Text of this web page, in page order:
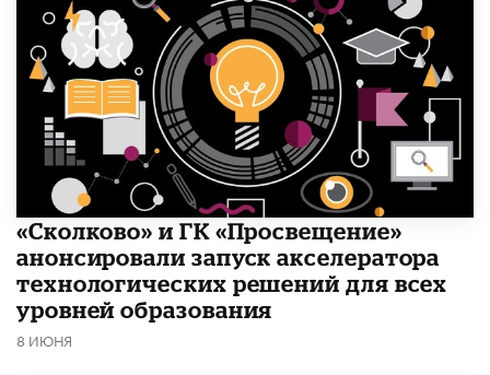
«Сколково» и ГК «Просвещение»
анонсировали запуск акселератора
технологических решений для всех
уровней образования
8 ИЮНЯ